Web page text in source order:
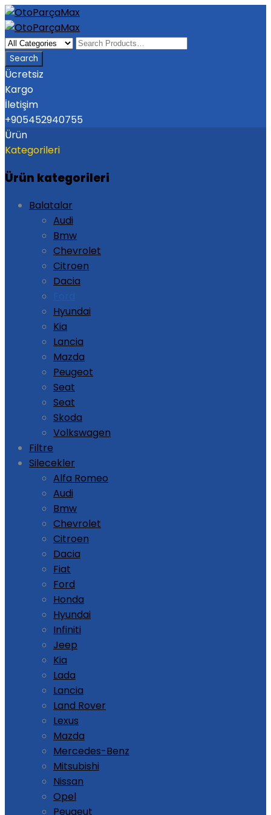
Ücretsiz
Kargo
İletişim
+905452940755
Ürün
Kategorileri
Ürün kategorileri
Balatalar
Audi
Bmw
Chevrolet
Citroen
Dacia
Hyundai
Kia
Lancia
Mazda
Peugeot
Seat
Seat
Skoda
Volkswagen
Filtre
Silecekler
Alfa Romeo
Audi
Bmw
Chevrolet
Citroen
Dacia
Fiat
Ford
Honda
Hyundai
Infiniti
Jeep
Kia
Lada
Lancia
Land Rover
Lexus
Mazda
Mercedes-Benz
Mitsubishi
Nissan
Opel
Peugeut